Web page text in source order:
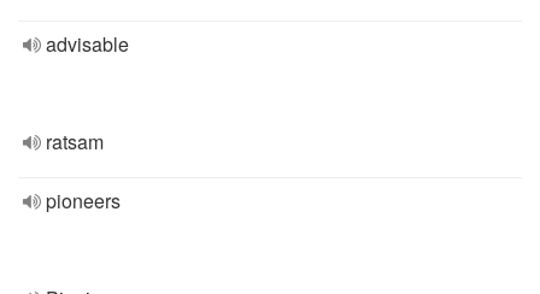
advisable
ratsam
pioneers